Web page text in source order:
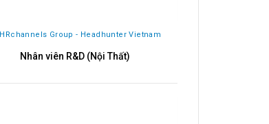
HRchannels Group - Headhunter Vietnam
Nhân viên R&D (Nội Thất)